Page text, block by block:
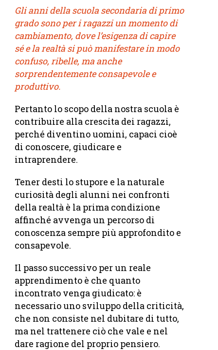
Gli anni della scuola secondaria di primo
grado sono per i ragazzi un momento di
cambiamento, dove l’esigenza di capire
sé e la realtà si può manifestare in modo
confuso, ribelle, ma anche
sorprendentemente consapevole e
produttivo.
Pertanto lo scopo della nostra scuola è
contribuire alla crescita dei ragazzi,
perché diventino uomini, capaci cioè
di conoscere, giudicare e
intraprendere.
Tener desti lo stupore e la naturale
curiosità degli alunni nei confronti
della realtà è la prima condizione
affinché avvenga un percorso di
conoscenza sempre più approfondito e
consapevole.
Il passo successivo per un reale
apprendimento è che quanto
incontrato venga giudicato: è
necessario uno sviluppo della criticità,
che non consiste nel dubitare di tutto,
ma nel trattenere ciò che vale e nel
dare ragione del proprio pensiero.